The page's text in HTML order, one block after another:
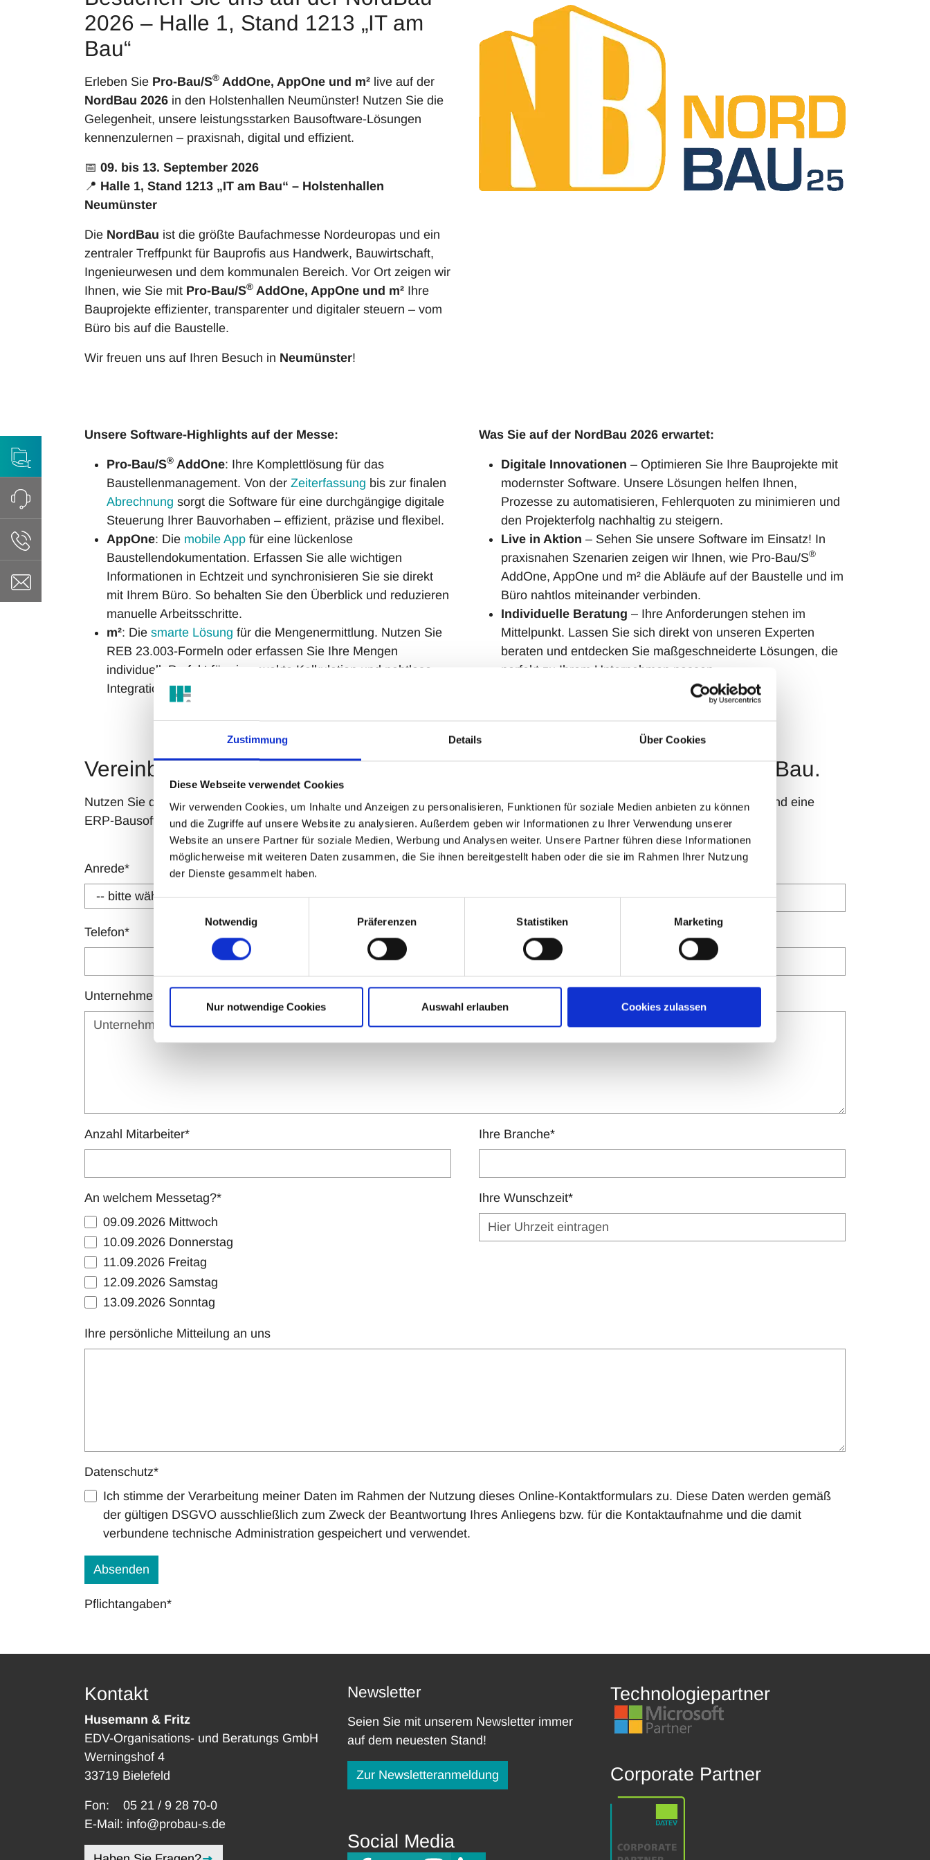
Zustimmung Details Über Cookies
Diese Webseite verwendet Cookies
Wir verwenden Cookies, um Inhalte und Anzeigen zu personalisieren, Funktionen für soziale Medien anbieten zu können
und die Zugriffe auf unsere Website zu analysieren. Außerdem geben wir Informationen zu Ihrer Verwendung unserer
Website an unsere Partner für soziale Medien, Werbung und Analysen weiter. Unsere Partner führen diese Informationen
möglicherweise mit weiteren Daten zusammen, die Sie ihnen bereitgestellt haben oder die sie im Rahmen Ihrer Nutzung
der Dienste gesammelt haben.
Einwilligungsauswahl
Notwendig
Präferenzen Statistiken Marketing
Nur notwendige Cookies Auswahl erlauben Cookies zulassen
2026 – Halle 1, Stand 1213 „IT am
Bau“
Erleben Sie Pro-Bau/S® AddOne, AppOne und m² live auf der
NordBau 2026 in den Holstenhallen Neumünster! Nutzen Sie die
Gelegenheit, unsere leistungsstarken Bausoftware-Lösungen
kennenzulernen – praxisnah, digital und effizient.
📅 09. bis 13. September 2026
📍 Halle 1, Stand 1213 „IT am Bau“ – Holstenhallen
Neumünster
Die NordBau ist die größte Baufachmesse Nordeuropas und ein
zentraler Treffpunkt für Bauprofis aus Handwerk, Bauwirtschaft,
Ingenieurwesen und dem kommunalen Bereich. Vor Ort zeigen wir
Ihnen, wie Sie mit Pro-Bau/S® AddOne, AppOne und m² Ihre
Bauprojekte effizienter, transparenter und digitaler steuern – vom
Büro bis auf die Baustelle.
Wir freuen uns auf Ihren Besuch in Neumünster!
Unsere Software-Highlights auf der Messe:
Pro-Bau/S® AddOne: Ihre Komplettlösung für das
Baustellenmanagement. Von der Zeiterfassung bis zur finalen
Abrechnung sorgt die Software für eine durchgängige digitale
Steuerung Ihrer Bauvorhaben – effizient, präzise und flexibel.
AppOne: Die mobile App für eine lückenlose
Baustellendokumentation. Erfassen Sie alle wichtigen
Informationen in Echtzeit und synchronisieren Sie sie direkt
mit Ihrem Büro. So behalten Sie den Überblick und reduzieren
manuelle Arbeitsschritte.
m²: Die smarte Lösung für die Mengenermittlung. Nutzen Sie
REB 23.003-Formeln oder erfassen Sie Ihre Mengen
individuell. Perfekt für eine exakte Kalkulation und nahtlose
Integration in Ihre bestehenden Prozesse.
Was Sie auf der NordBau 2026 erwartet:
Digitale Innovationen – Optimieren Sie Ihre Bauprojekte mit
modernster Software. Unsere Lösungen helfen Ihnen,
Prozesse zu automatisieren, Fehlerquoten zu minimieren und
den Projekterfolg nachhaltig zu steigern.
Live in Aktion – Sehen Sie unsere Software im Einsatz! In
praxisnahen Szenarien zeigen wir Ihnen, wie Pro-Bau/S®
AddOne, AppOne und m² die Abläufe auf der Baustelle und im
Büro nahtlos miteinander verbinden.
Individuelle Beratung – Ihre Anforderungen stehen im
Mittelpunkt. Lassen Sie sich direkt von unseren Experten
beraten und entdecken Sie maßgeschneiderte Lösungen, die
perfekt zu Ihrem Unternehmen passen.
Vereinbaren Sie jetzt Ihren persönlichen Beratungstermin auf der NordBau.
Nutzen Sie die Messe für einen konkreten Blick in die Praxis. Erleben Sie digital gesteuerte Abläufe, transparente Prozesse und eine
ERP-Bausoftware, die sich einfach bedienen lässt.
Anrede* Vorname
Telefon*
Unternehmen
Anzahl Mitarbeiter* Ihre Branche*
An welchem Messetag?*
09.09.2026 Mittwoch
10.09.2026 Donnerstag
11.09.2026 Freitag
12.09.2026 Samstag
13.09.2026 Sonntag
Ihre Wunschzeit*
Ihre persönliche Mitteilung an uns
Datenschutz*
Ich stimme der Verarbeitung meiner Daten im Rahmen der Nutzung dieses Online-Kontaktformulars zu. Diese Daten werden gemäß
der gültigen DSGVO ausschließlich zum Zweck der Beantwortung Ihres Anliegens bzw. für die Kontaktaufnahme und die damit
verbundene technische Administration gespeichert und verwendet.
Pflichtangaben*
Kontakt
Husemann & Fritz
EDV-Organisations- und Beratungs GmbH
Werningshof 4
33719 Bielefeld
Fon: 05 21 / 9 28 70-0
E-Mail: info@probau-s.de
Newsletter
Seien Sie mit unserem Newsletter immer
auf dem neuesten Stand!
Zur Newsletteranmeldung
Social Media
Technologiepartner
Corporate Partner